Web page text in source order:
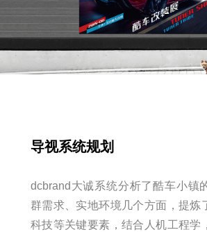
导视系统规划
dcbrand大诚系统分析了酷车小镇
群需求、实地环境几个方面，提炼
科技等关键要素，结合人机工程学